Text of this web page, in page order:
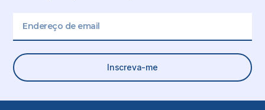
Inscreva-me